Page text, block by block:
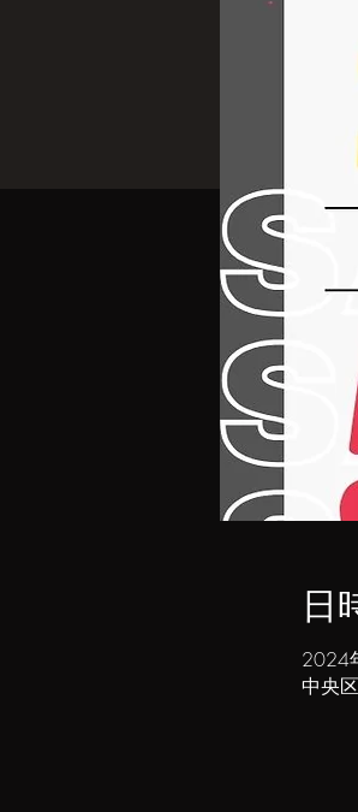
日
2024
中央